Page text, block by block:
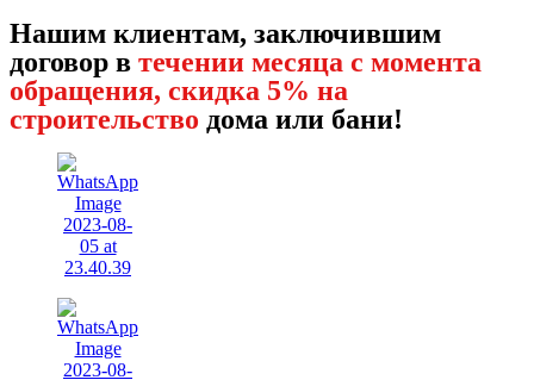
Нашим клиентам, заключившим
договор в течении месяца с момента
обращения, скидка 5% на
строительство дома или бани!